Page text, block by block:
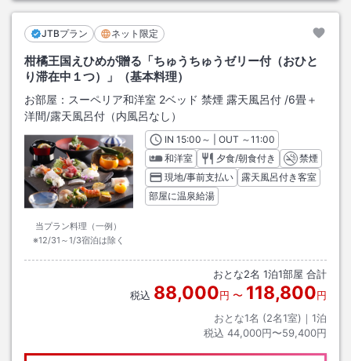
JTBプラン ネット限定
柑橘王国えひめが贈る「ちゅうちゅうゼリー付（おひと
り滞在中１つ）」（基本料理）
お部屋： スーペリア和洋室 2ベッド 禁煙 露天風呂付 /6畳＋
洋間/露天風呂付（内風呂なし）
当プラン料理（一例）
※12/31～1/3宿泊は除く
INチェックイン
15:00 ～ | OUT チェックアウト
～11:00
和洋室
夕食/朝食付き
禁煙
現地/事前支払い
露天風呂付き客室
部屋に温泉給湯
おとな2名 1泊1部屋 合計
税込 88,000円 〜 118,800円
おとな1名 (2名1室)｜ 1泊
税込 44,000円〜59,400円